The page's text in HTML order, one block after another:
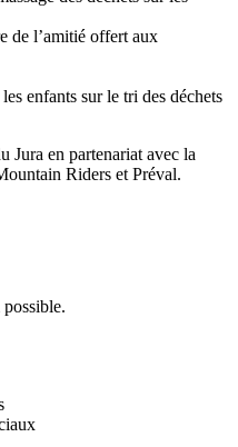
de l’amitié offert aux
enfants sur le tri des déchets
Jura en partenariat avec la
Riders et Préval.
possible.